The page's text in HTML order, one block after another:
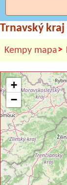
Trnavský kraj
Kempy mapa>
+
−